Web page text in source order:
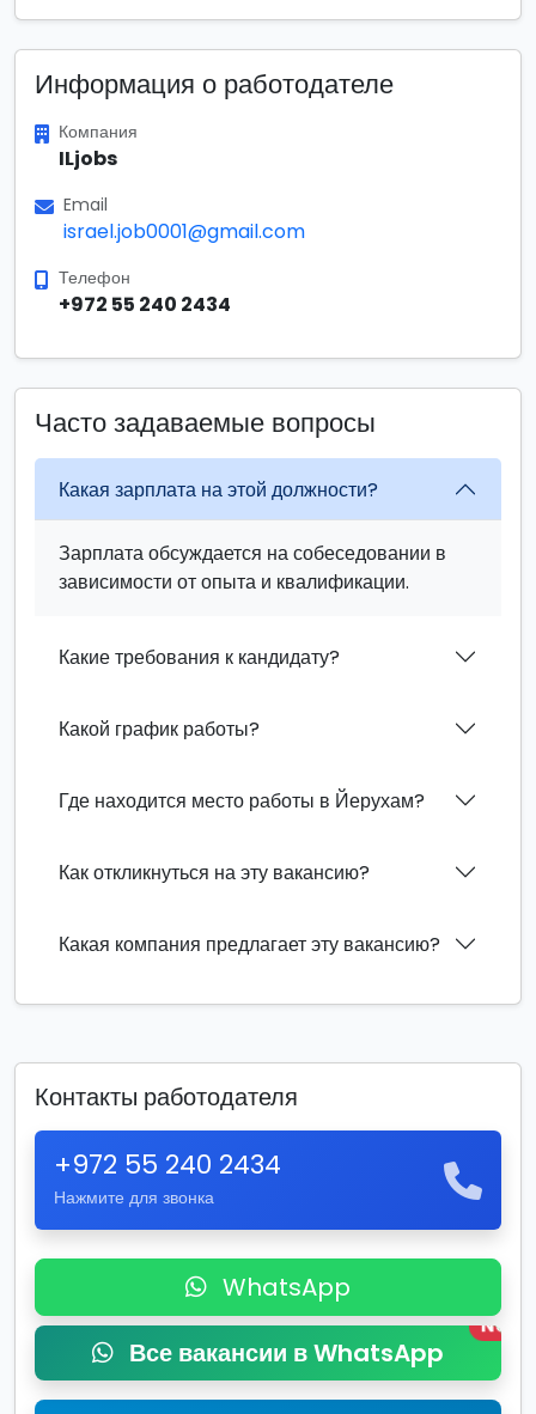
Информация о работодателе
Компания
ILjobs
Email
israel.job0001@gmail.com
Телефон
+972 55 240 2434
Часто задаваемые вопросы
Какая зарплата на этой должности?
Зарплата обсуждается на собеседовании в
зависимости от опыта и квалификации.
Какие требования к кандидату?
Какой график работы?
Где находится место работы в Йерухам?
Как откликнуться на эту вакансию?
Какая компания предлагает эту вакансию?
Контакты работодателя
+972 55 240 2434
Нажмите для звонка
WhatsApp
Все вакансии в WhatsApp
New